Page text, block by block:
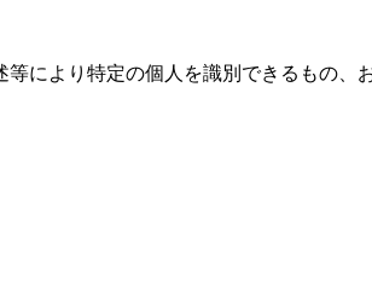
により特定の個人を識別できるもの、